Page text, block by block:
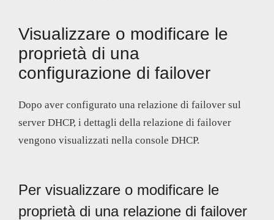
Visualizzare o modificare le
proprietà di una
configurazione di failover
Dopo aver configurato una relazione di failover sul
server DHCP, i dettagli della relazione di failover
vengono visualizzati nella console DHCP.
Per visualizzare o modificare le
proprietà di una relazione di failover